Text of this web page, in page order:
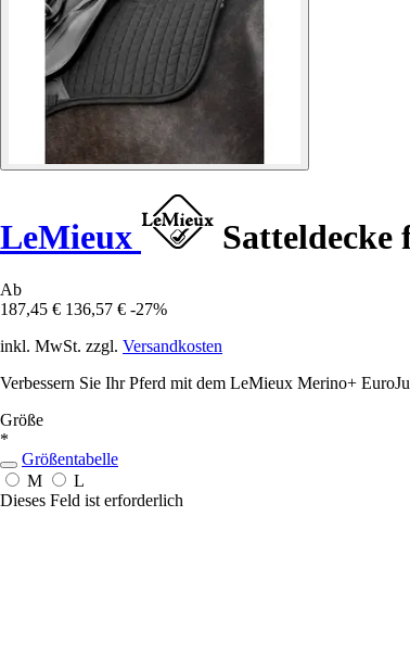
LeMieux
Ab
187,45 € 136,57 € -27%
inkl. MwSt. zzgl. Versandkosten
Verbessern Sie Ihr Pferd mit dem LeMieux Merino+
Größe
*
Größentabelle
M
L
Dieses Feld ist erforderlich